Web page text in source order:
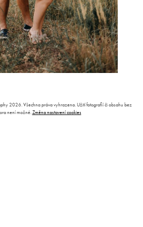
2026. Všechna práva vyhrazena. Užití fotografií či obsahu bez
není možné.Změna nastavení cookies